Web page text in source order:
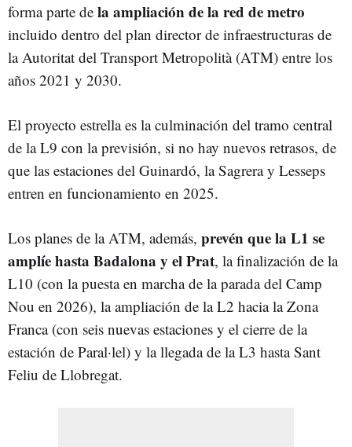
forma parte de la ampliación de la red de metro
incluido dentro del plan director de infraestructuras de
la Autoritat del Transport Metropolità (ATM) entre los
años 2021 y 2030.
El proyecto estrella es la culminación del tramo central
de la L9 con la previsión, si no hay nuevos retrasos, de
que las estaciones del Guinardó, la Sagrera y Lesseps
entren en funcionamiento en 2025.
Los planes de la ATM, además, prevén que la L1 se
amplíe hasta Badalona y el Prat, la finalización de la
L10 (con la puesta en marcha de la parada del Camp
Nou en 2026), la ampliación de la L2 hacia la Zona
Franca (con seis nuevas estaciones y el cierre de la
estación de Paral·lel) y la llegada de la L3 hasta Sant
Feliu de Llobregat.